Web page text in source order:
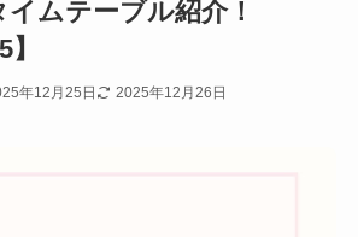
イムテーブル紹介！
】
年12月25日 2025年12月26日